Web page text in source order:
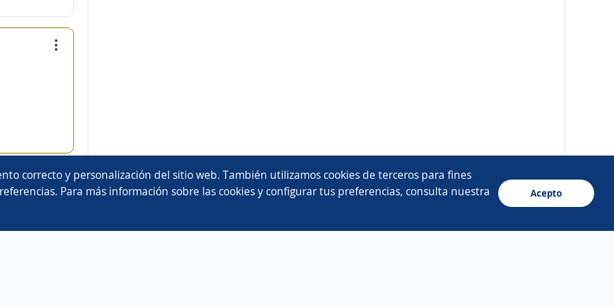
correcto y personalización del sitio web. También utilizamos cookies de terceros para fines
Para más información sobre las cookies y configurar tus preferencias, consulta nuestra
Acepto